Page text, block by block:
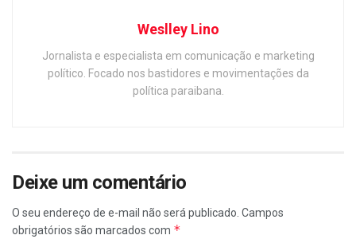
Weslley Lino
Jornalista e especialista em comunicação e marketing
político. Focado nos bastidores e movimentações da
política paraibana.
Deixe um comentário
O seu endereço de e-mail não será publicado. Campos
obrigatórios são marcados com *